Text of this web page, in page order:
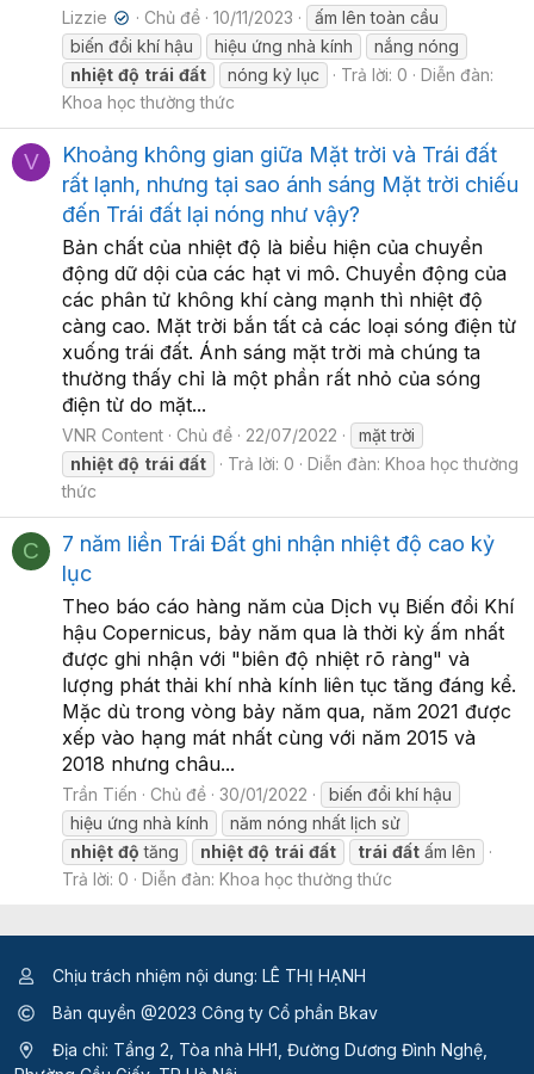
Lizzie ✔ Chủ đề 10/11/2023
ấm lên toàn cầu
biến đổi khí hậu
hiệu ứng nhà kính
nắng nóng
nhiệt độ trái đất nóng kỷ lục Trả lời: 0
Diễn đàn:
Khoa học thường thức
V
Khoảng không gian giữa Mặt trời và Trái đất
rất lạnh, nhưng tại sao ánh sáng Mặt trời chiếu
đến Trái đất lại nóng như vậy?
Bản chất của nhiệt độ là biểu hiện của chuyển
động dữ dội của các hạt vi mô. Chuyển động của
các phân tử không khí càng mạnh thì nhiệt độ
càng cao. Mặt trời bắn tất cả các loại sóng điện từ
xuống trái đất. Ánh sáng mặt trời mà chúng ta
thường thấy chỉ là một phần rất nhỏ của sóng
điện từ do mặt...
VNR Content Chủ đề 22/07/2022
mặt trời
nhiệt độ trái đất Trả lời: 0 Diễn đàn: Khoa học thường
thức
C
7 năm liền Trái Đất ghi nhận nhiệt độ cao kỷ
lục
Theo báo cáo hàng năm của Dịch vụ Biến đổi Khí
hậu Copernicus, bảy năm qua là thời kỳ ấm nhất
được ghi nhận với "biên độ nhiệt rõ ràng" và
lượng phát thải khí nhà kính liên tục tăng đáng kể.
Mặc dù trong vòng bảy năm qua, năm 2021 được
xếp vào hạng mát nhất cùng với năm 2015 và
2018 nhưng châu...
Trần Tiến Chủ đề 30/01/2022
biến đổi khí hậu
hiệu ứng nhà kính
năm nóng nhất lịch sử
nhiệt độ tăng nhiệt độ trái đất trái đất ấm lên
Trả lời: 0
Diễn đàn: Khoa học thường thức
Chịu trách nhiệm nội dung: LÊ THỊ HẠNH
Bản quyền @2023 Công ty Cổ phần Bkav
Địa chỉ: Tầng 2, Tòa nhà HH1, Đường Dương Đình Nghệ,